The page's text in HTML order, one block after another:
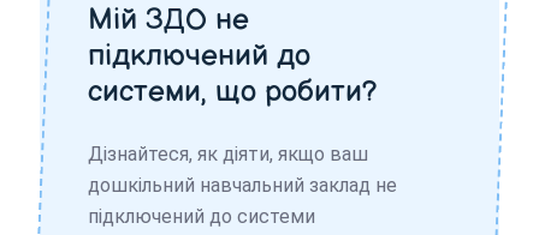
Мій ЗДО не
підключений до
системи, що робити?
Дізнайтеся, як діяти, якщо ваш
дошкільний навчальний заклад не
підключений до системи